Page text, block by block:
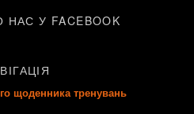
У FACEBOOK
щоденника тренувань